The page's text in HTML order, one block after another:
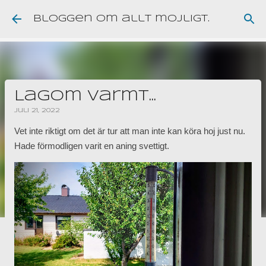
Fortsätt till huvudinnehåll
Bloggen om allt möjligt.
Lagom varmt...
juli 21, 2022
Vet inte riktigt om det är tur att man inte kan köra hoj just nu.
Hade förmodligen varit en aning svettigt.